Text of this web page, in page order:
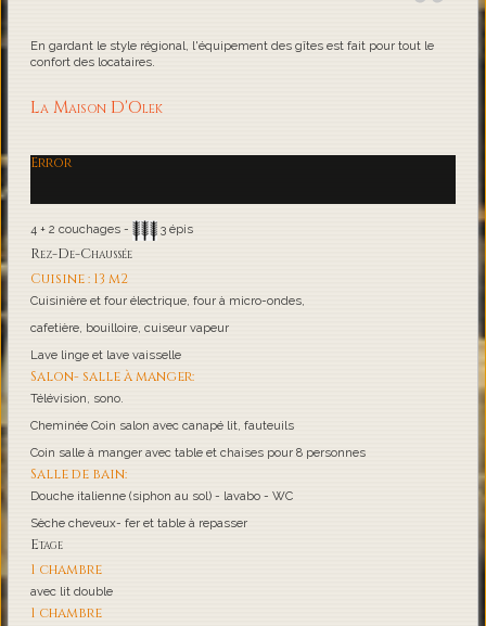
En gardant le style régional, l'équipement des gîtes est fait pour tout le
confort des locataires.
La Maison D'Olek
Error
4 + 2 couchages - 3 épis
Rez-De-Chaussée
Cuisine : 13 m2
Cuisinière et four électrique, four à micro-ondes,
cafetière, bouilloire, cuiseur vapeur
Lave linge et lave vaisselle
Salon- salle à manger:
Télévision, sono.
Cheminée Coin salon avec canapé lit, fauteuils
Coin salle à manger avec table et chaises pour 8 personnes
Salle de bain:
Douche italienne (siphon au sol) - lavabo - WC
Sèche cheveux- fer et table à repasser
Etage
1 chambre
avec lit double
1 chambre